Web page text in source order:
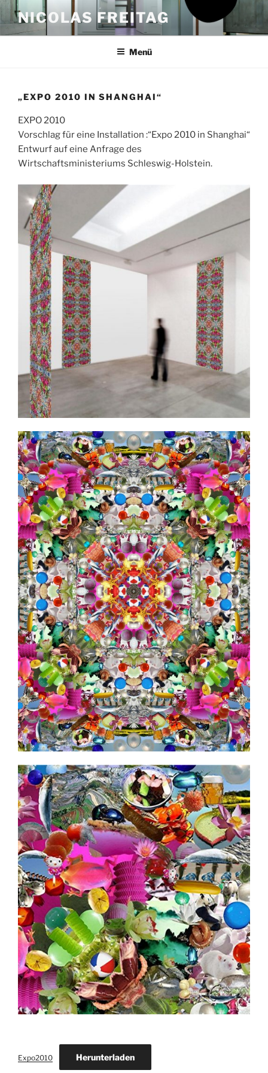
Zum
Inhalt
springen
NICOLAS FREITAG
Menü
„EXPO 2010 IN SHANGHAI“
EXPO 2010
Vorschlag für eine Installation :“Expo 2010 in Shanghai“
Entwurf auf eine Anfrage des
Wirtschaftsministeriums Schleswig-Holstein.
Expo2010 Herunterladen